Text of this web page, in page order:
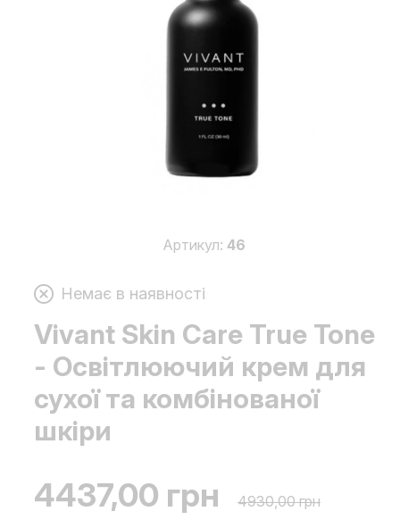
Артикул:46
Немає в наявності
Vivant Skin Care True Tone
- Освітлюючий крем для
сухої та комбінованої
шкіри
4437,00 грн 4930,00грн